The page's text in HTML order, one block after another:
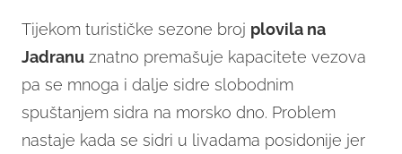
Tijekom turističke sezone broj plovila na
Jadranu znatno premašuje kapacitete vezova
pa se mnoga i dalje sidre slobodnim
spuštanjem sidra na morsko dno. Problem
nastaje kada se sidri u livadama posidonije jer